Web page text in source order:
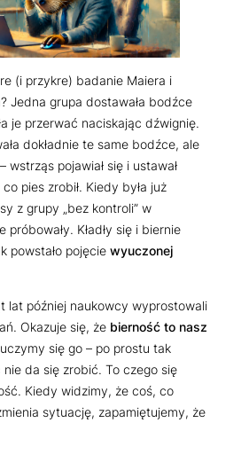
(i przykre) badanie Maiera i
Jedna grupa dostawała bodźce
je przerwać naciskając dźwignię.
dokładnie te same bodźce, ale
– wstrząs pojawiał się i ustawał
pies zrobił. Kiedy była już
z grupy „bez kontroli” w
Kładły się i biernie
powstało pojęcie wyuczonej
lat później naukowcy wyprostowali
Okazuje się, że bierność to nasz
się go – po prostu tak
da się zrobić. To czego się
Kiedy widzimy, że coś, co
sytuację, zapamiętujemy, że